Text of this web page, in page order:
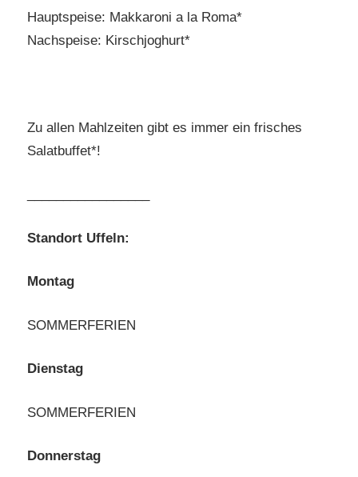
Hauptspeise: Makkaroni a la Roma*
Nachspeise: Kirschjoghurt*
Zu allen Mahlzeiten gibt es immer ein frisches
Salatbuffet*!
Standort Uffeln:
Montag
SOMMERFERIEN
Dienstag
SOMMERFERIEN
Donnerstag